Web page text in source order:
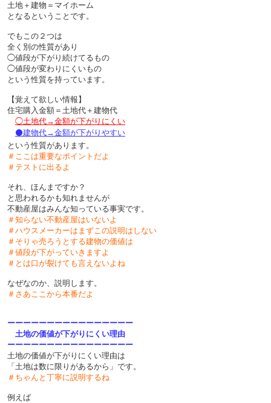
土地＋建物＝マイホーム
となるということです。
でもこの２つは
全く別の性質があり
◯値段が下がり続けてるもの
◯値段が変わりにくいもの
という性質を持っています。
【覚えて欲しい情報】
住宅購入金額＝土地代＋建物代
◯土地代→金額が下がりにくい
⚫️建物代→金額が下がりやすい
という性質があります。
＃ここは重要なポイントだよ
＃テストに出るよ
それ、ほんまですか？
と思われるかも知れませんが
不動産屋はみんな知っている事実です。
＃知らない不動産屋はいないよ
＃ハウスメーカーはまずこの説明はしない
＃そりゃ売ろうとする建物の価値は
＃値段が下がっていきますよ
＃とは口が裂けても言えないよね
なぜなのか、説明します。
＃さあここから本番だよ
ーーーーーーーーーーーーーーーー
土地の価値が下がりにくい理由
ーーーーーーーーーーーーーーーー
土地の価値が下がりにくい理由は
「土地は数に限りがあるから」です。
＃ちゃんと丁寧に説明するね
例えば